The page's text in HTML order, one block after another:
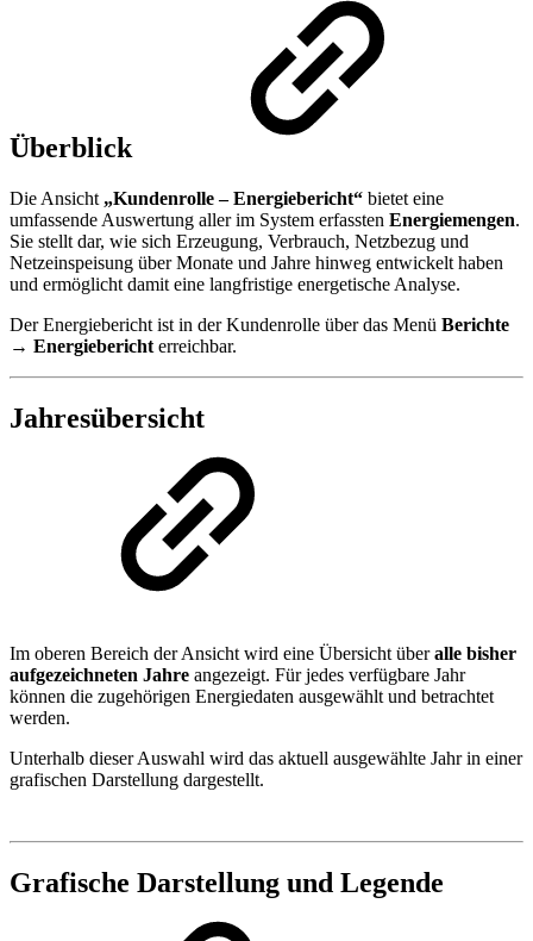
Überblick
Die Ansicht „Kundenrolle – Energiebericht“ bietet eine
umfassende Auswertung aller im System erfassten Energiemengen.
Sie stellt dar, wie sich Erzeugung, Verbrauch, Netzbezug und
Netzeinspeisung über Monate und Jahre hinweg entwickelt haben
und ermöglicht damit eine langfristige energetische Analyse.
Der Energiebericht ist in der Kundenrolle über das Menü Berichte
→ Energiebericht erreichbar.
Jahresübersicht
Im oberen Bereich der Ansicht wird eine Übersicht überalle bisher
aufgezeichneten Jahre angezeigt. Für jedes verfügbare Jahr
können die zugehörigen Energiedaten ausgewählt und betrachtet
werden.
Unterhalb dieser Auswahl wird das aktuell ausgewählte Jahr in einer
grafischen Darstellung dargestellt.
Grafische Darstellung und Legende